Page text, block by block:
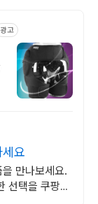
광고
요
만나보세요.
선택을 쿠팡에